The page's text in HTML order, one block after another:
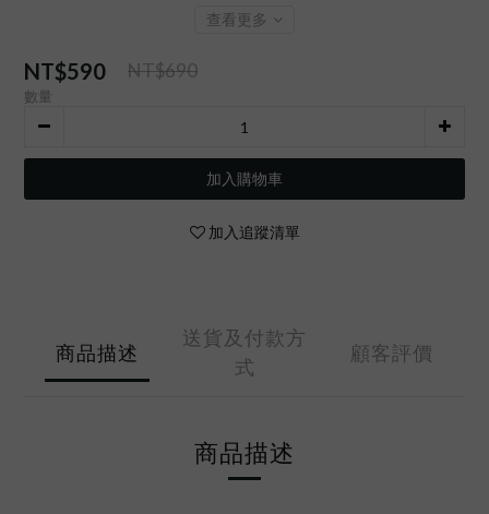
查看更多
NT$590 NT$690
數量
加入購物車
加入追蹤清單
商品描述
送貨及付款方
式
顧客評價
商品描述